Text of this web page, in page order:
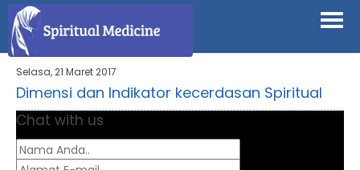
Selasa, 21 Maret 2017
Dimensi dan Indikator kecerdasan Spiritual
Chat with us